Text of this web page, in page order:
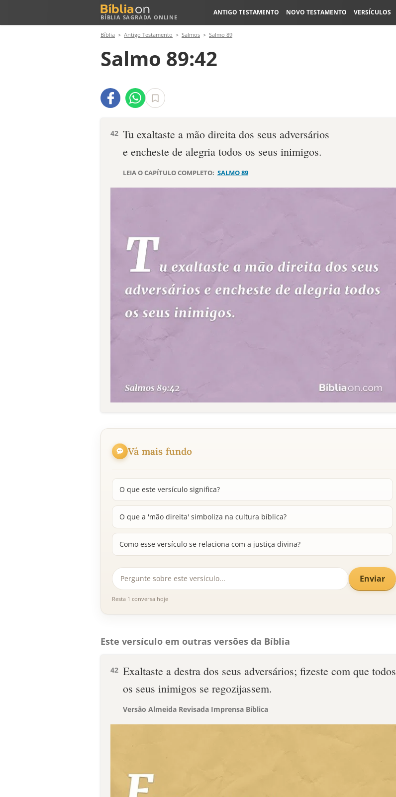
BÍBLIA SAGRADA ONLINE
ANTIGO TESTAMENTO NOVO TESTAMENTO VERSÍCULOS
Bíblia Antigo Testamento Salmos Salmo 89
Salmo 89:42
42 Tu exaltaste a mão direita dos seus adversários
e encheste de alegria todos os seus inimigos.
LEIA O CAPÍTULO COMPLETO: SALMO 89
Vá mais fundo
O que este versículo significa?
O que a 'mão direita' simboliza na cultura bíblica?
Como esse versículo se relaciona com a justiça divina?
Enviar
Resta 1 conversa hoje
Este versículo em outras versões da Bíblia
42 Exaltaste a destra dos seus adversários; fizeste com que todos
os seus inimigos se regozijassem.
Versão Almeida Revisada Imprensa Bíblica